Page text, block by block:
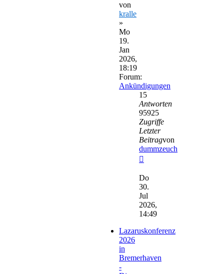
von
kralle
»
Mo
19.
Jan
2026,
18:19
Forum:
Ankündigungen
15
Antworten
95925
Zugriffe
Letzter
Beitragvon
dummzeuch
Beitrag
Do
30.
Jul
2026,
14:49
Lazaruskonferenz
2026
in
Bremerhaven
-